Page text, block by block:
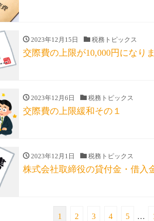
2023年12月15日 税務トピックス
交際費の上限が10,000円になり
2023年12月6日 税務トピックス
交際費の上限緩和その１
2023年12月1日 税務トピックス
株式会社取締役の貸付金・借
1 2 3 4 5 …